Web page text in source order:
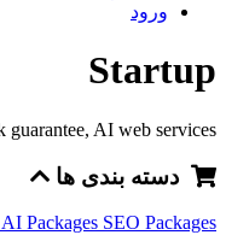
ورود
Startup
guarantee, AI web services
دسته بندی ها
AI Packages SEO Packages